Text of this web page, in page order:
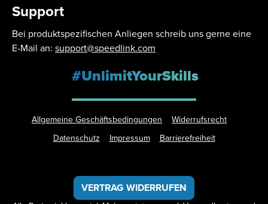
Support
Bei produktspezifischen Anliegen schreib uns gerne eine
E-Mail an: support@speedlink.com
#UnlimitYourSkills
Allgemeine Geschäftsbedingungen
Widerrufsrecht
Datenschutz
Impressum Barrierefreiheit
VERTRAG WIDERRUFEN